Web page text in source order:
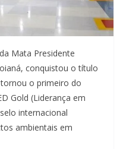
Mata Presidente
conquistou o título
o primeiro do
Gold (Liderança em
internacional
ambientais em